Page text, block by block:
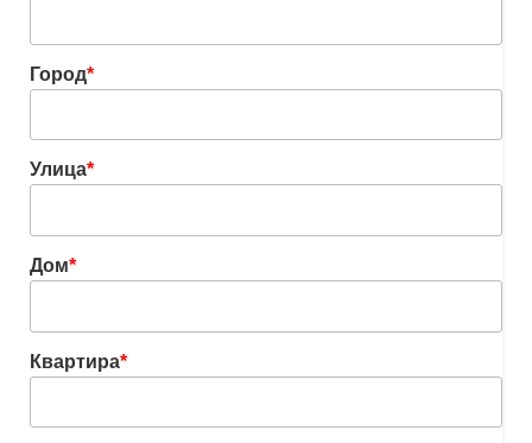
Город*
Улица*
Дом*
Квартира*